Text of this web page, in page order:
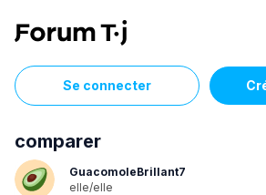
Se connecter
comparer
GuacomoleBrillant7
elle/elle